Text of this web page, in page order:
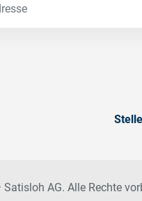
AG. Alle Rechte